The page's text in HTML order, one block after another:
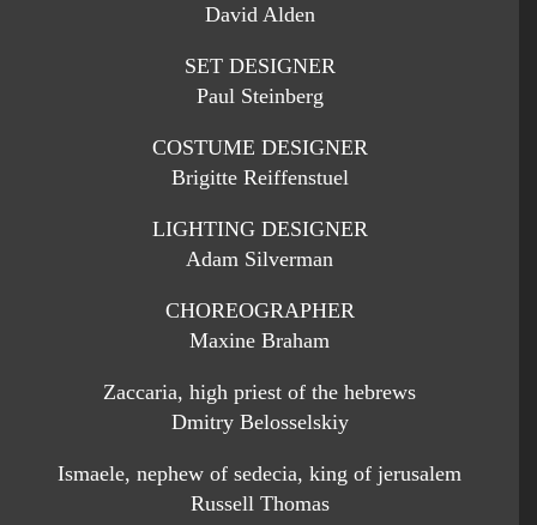
David Alden
SET DESIGNER
Paul Steinberg
COSTUME DESIGNER
Brigitte Reiffenstuel
LIGHTING DESIGNER
Adam Silverman
CHOREOGRAPHER
Maxine Braham
Zaccaria, high priest of the hebrews
Dmitry Belosselskiy
Ismaele, nephew of sedecia, king of jerusalem
Russell Thomas